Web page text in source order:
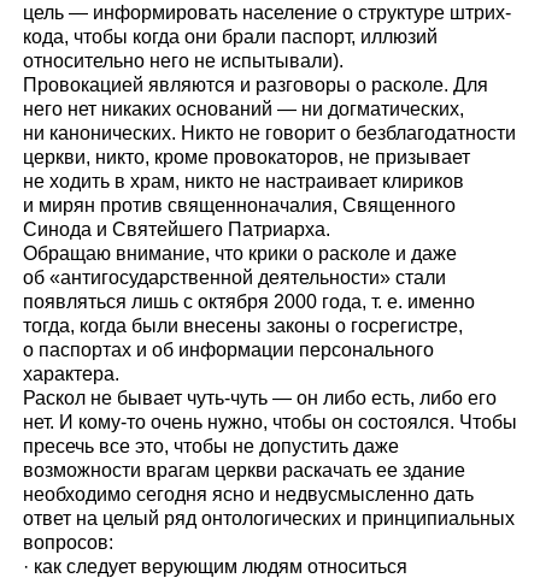
цель — информировать население о структуре штрих-
кода, чтобы когда они брали паспорт, иллюзий
относительно него не испытывали).
Провокацией являются и разговоры о расколе. Для
него нет никаких оснований — ни догматических,
ни канонических. Никто не говорит о безблагодатности
церкви, никто, кроме провокаторов, не призывает
не ходить в храм, никто не настраивает клириков
и мирян против священноначалия, Священного
Синода и Святейшего Патриарха.
Обращаю внимание, что крики о расколе и даже
об «антигосударственной деятельности» стали
появляться лишь с октября 2000 года, т. е. именно
тогда, когда были внесены законы о госрегистре,
о паспортах и об информации персонального
характера.
Раскол не бывает чуть-чуть — он либо есть, либо его
нет. И кому-то очень нужно, чтобы он состоялся. Чтобы
пресечь все это, чтобы не допустить даже
возможности врагам церкви раскачать ее здание
необходимо сегодня ясно и недвусмысленно дать
ответ на целый ряд онтологических и принципиальных
вопросов:
· как следует верующим людям относиться